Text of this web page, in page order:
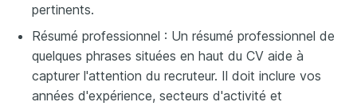
pertinents.
Résumé professionnel : Un résumé professionnel de
quelques phrases situées en haut du CV aide à
capturer l'attention du recruteur. Il doit inclure vos
années d'expérience, secteurs d'activité et